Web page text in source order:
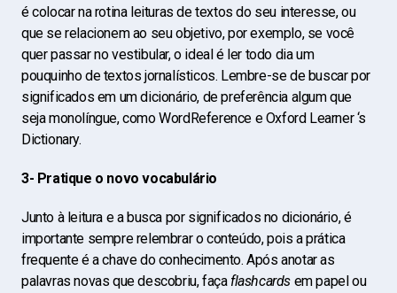
é colocar na rotina leituras de textos do seu interesse, ou
que se relacionem ao seu objetivo, por exemplo, se você
quer passar no vestibular, o ideal é ler todo dia um
pouquinho de textos jornalísticos. Lembre-se de buscar por
significados em um dicionário, de preferência algum que
seja monolíngue, como WordReference e Oxford Learner ‘s
Dictionary.
3- Pratique o novo vocabulário
Junto à leitura e a busca por significados no dicionário, é
importante sempre relembrar o conteúdo, pois a prática
frequente é a chave do conhecimento. Após anotar as
palavras novas que descobriu, faça flashcards em papel ou